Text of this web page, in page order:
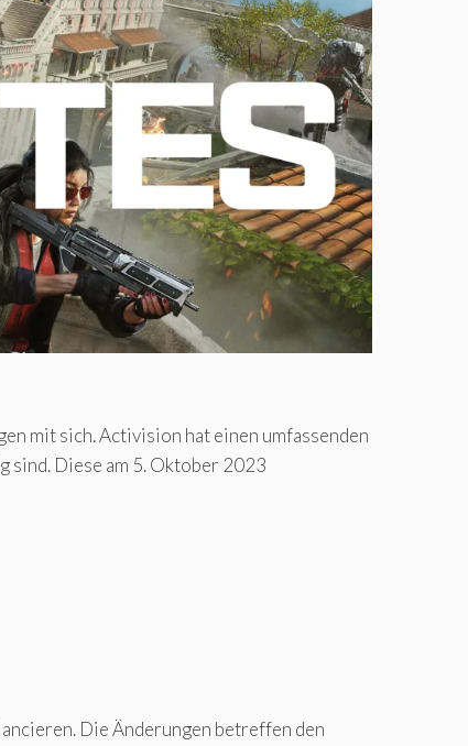
mit sich. Activision hat einen umfassenden
Diese am 5. Oktober 2023
Die Änderungen betreffen den